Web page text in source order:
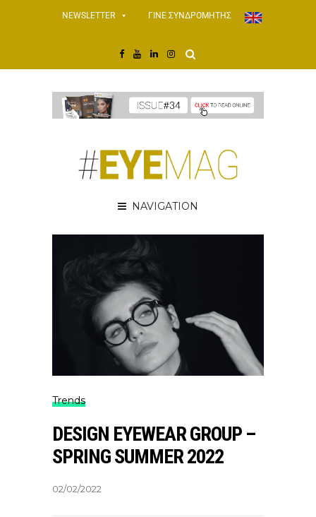
NEWSLETTER ΓΙΝΕ ΣΥΝΔΡΟΜΗΤΗΣ
NAVIGATION
Trends
DESIGN EYEWEAR GROUP –
SPRING SUMMER 2022
02/02/2022